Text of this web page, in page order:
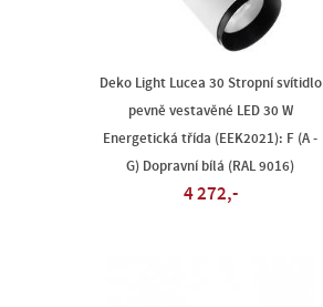
Deko Light Lucea 30 Stropní svítidlo
pevně vestavěné LED 30 W
Energetická třída (EEK2021): F (A -
G) Dopravní bílá (RAL 9016)
4 272,-